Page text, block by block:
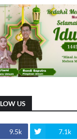
US
9.5k 7.1k